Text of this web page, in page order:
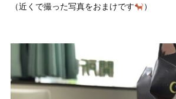
（近くで撮った写真をおまけです ）